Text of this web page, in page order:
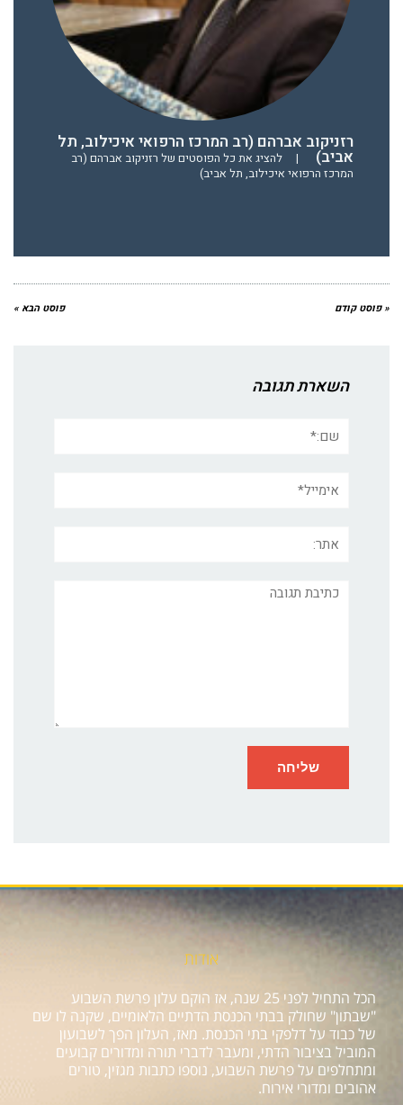
רזניקוב אברהם (רב המרכז הרפואי איכילוב, תל
אביב) |
להציג את כל הפוסטים של רזניקוב אברהם (רב
המרכז הרפואי איכילוב, תל אביב)
« פוסט קודם פוסט הבא »
השארת תגובה
תגובה
אודות
הכל התחיל לפני 25 שנה, אז הוקם עלון פרשת השבוע
"שבתון" שחולק בבתי הכנסת הדתיים הלאומיים, שקנה לו שם
של כבוד על דלפקי בתי הכנסת. מאז, העלון הפך לשבועון
המוביל בציבור הדתי, ומעבר לדברי תורה ומדורים קבועים
ומתחלפים על פרשת השבוע, נוספו כתבות מגזין, טורים
אהובים ומדורי אירוח.